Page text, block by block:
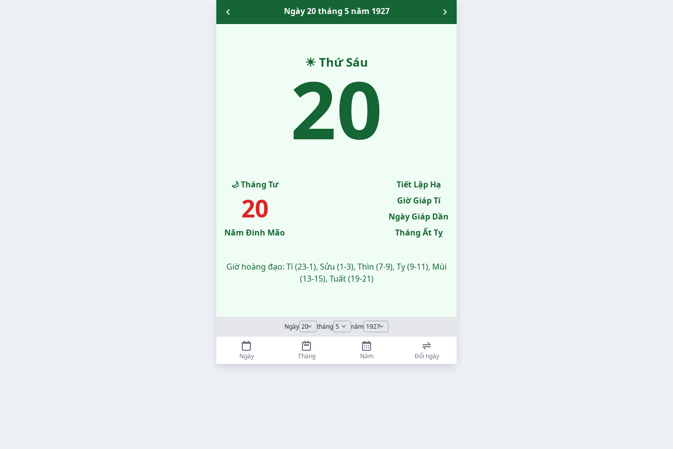
Ngày 20 tháng 5 năm 1927
☀ Thứ Sáu
20
🌙 Tháng Tư
20
Năm Đinh Mão
Tiết Lập Hạ
Giờ Giáp Tí
Ngày Giáp Dần
Tháng Ất Tỵ
Giờ hoàng đạo: Tí (23-1), Sửu (1-3), Thìn (7-9), Tỵ (9-11), Mùi
(13-15), Tuất (19-21)
Ngày tháng năm
Ngày Tháng Năm Đổi ngày